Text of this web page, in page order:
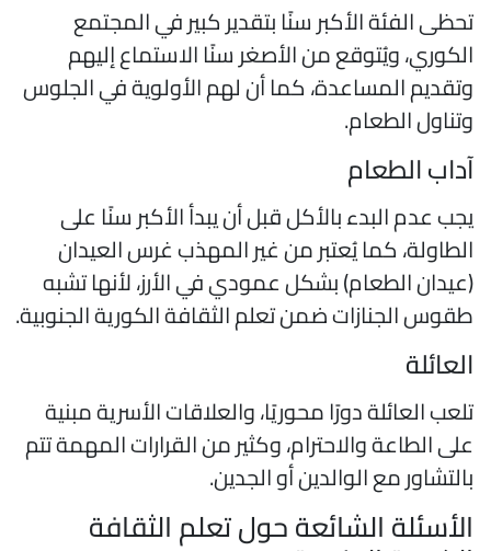
الفئة الأكبر سنًا بتقدير كبير في المجتمع
ويُتوقع من الأصغر سنًا الاستماع إليهم
المساعدة، كما أن لهم الأولوية في الجلوس
الطعام.
الطعام
عدم البدء بالأكل قبل أن يبدأ الأكبر سنًا على
كما يُعتبر من غير المهذب غرس العيدان
الطعام) بشكل عمودي في الأرز، لأنها تشبه
الجنازات ضمن تعلم الثقافة الكورية الجنوبية.
العائلة دورًا محوريًا، والعلاقات الأسرية مبنية
الطاعة والاحترام، وكثير من القرارات المهمة تتم
مع الوالدين أو الجدين.
الشائعة حول تعلم الثقافة